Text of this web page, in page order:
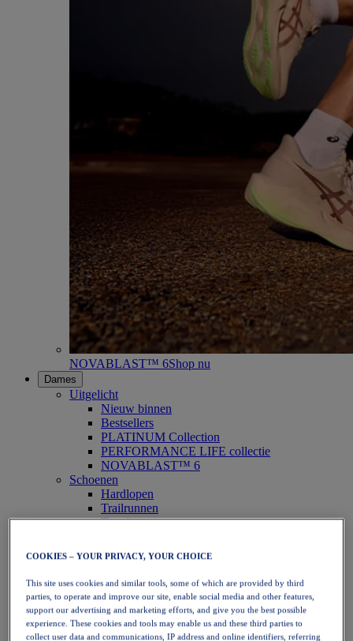
NOVABLAST™ 6Shop nu
Dames
Uitgelicht
Nieuw binnen
Bestsellers
PLATINUM Collection
PERFORMANCE LIFE collectie
NOVABLAST™ 6
Schoenen
Hardlopen
Trailrunnen
Tennis
Handbal
Netbal
SportStyle
Bovenkleding
Sport-bh's
Tanktops
COOKIES – YOUR PRIVACY, YOUR CHOICE
This site uses cookies and similar tools, some of which are provided by third
parties, to operate and improve our site, enable social media and other features,
support our advertising and marketing efforts, and give you the best possible
experience. These cookies and tools may enable us and these third parties to
collect user data and communications, IP address and online identifiers, referring